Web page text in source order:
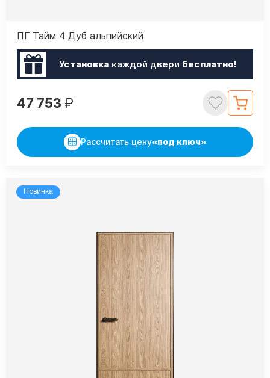
ПГ Тайм 4 Дуб альпийский
Установкакаждой двери бесплатно!
47 753 ₽
Рассчитать цену«под ключ»
Новинка